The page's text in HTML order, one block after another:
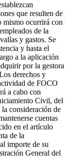
que resulten de
mismo ocurrirá con
de la
y gastos. Se
y hasta el
a la aplicación
por la gestora
derechos y
de FOCO
a cabo con
Civil, del
consideración de
cuentas
en el artículo
de la
importe de su
General del